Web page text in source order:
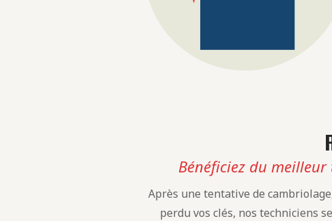
Bénéficiez du
Après une tentative de
perdu vos clés, nos techniciens